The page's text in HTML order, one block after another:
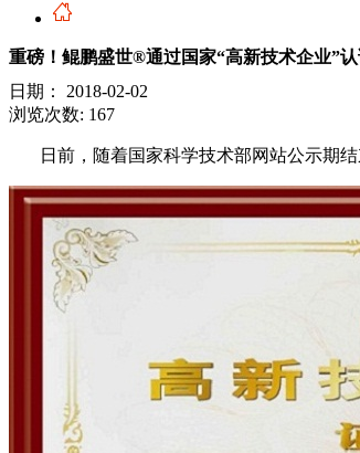
重磅！鲲鹏盛世®通过国家“高新技术企业”
日期：
2018-02-02
浏览次数: 167
日前，随着国家科学技术部网站公示期